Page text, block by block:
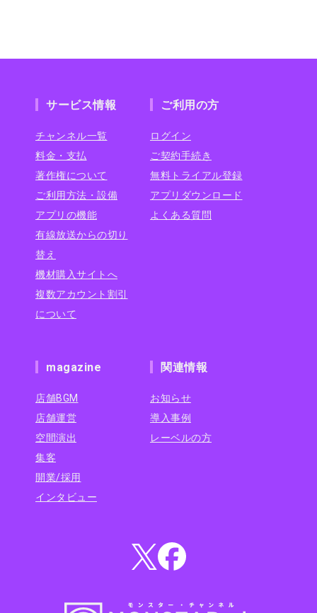
サービス情報
チャンネル一覧
料金・支払
著作権について
ご利用方法・設備
アプリの機能
有線放送からの切り
替え
機材購入サイトへ
複数アカウント割引
について
ご利用の方
ログイン
ご契約手続き
無料トライアル登録
アプリダウンロード
よくある質問
magazine
店舗BGM
店舗運営
空間演出
集客
開業/採用
インタビュー
関連情報
お知らせ
導入事例
レーベルの方